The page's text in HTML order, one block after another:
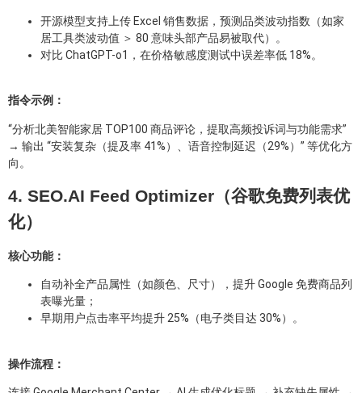
开源模型支持上传 Excel 销售数据，预测品类波动指数（如家
居工具类波动值 ＞ 80 意味头部产品易被取代）。
对比 ChatGPT-o1，在价格敏感度测试中误差率低 18%。
指令示例：
“分析北美智能家居 TOP100 商品评论，提取高频投诉词与功能需求”
→ 输出 “安装复杂（提及率 41%）、语音控制延迟（29%）” 等优化方
向。
4. SEO.AI Feed Optimizer（谷歌免费列表优
化）
核心功能：
自动补全产品属性（如颜色、尺寸），提升 Google 免费商品列
表曝光量；
早期用户点击率平均提升 25%（电子类目达 30%）。
操作流程：